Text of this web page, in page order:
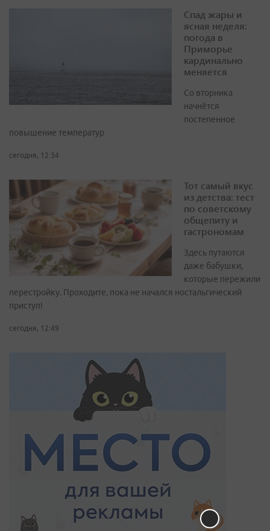
Спад жары и
ясная неделя:
погода в
Приморье
кардинально
меняется
Со вторника
начнётся
постепенное
повышение температур
сегодня, 12:34
Тот самый вкус
из детства: тест
по советскому
общепиту и
гастрономам
Здесь путаются
даже бабушки,
которые пережили
перестройку. Проходите, пока не начался ностальгический
приступ!
сегодня, 12:49